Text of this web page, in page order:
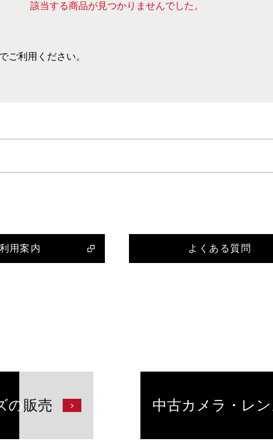
該当する商品が見つかりませんでした。
ご利用ください。
用案内 よくある質問
の販売 中古カメラ・レ